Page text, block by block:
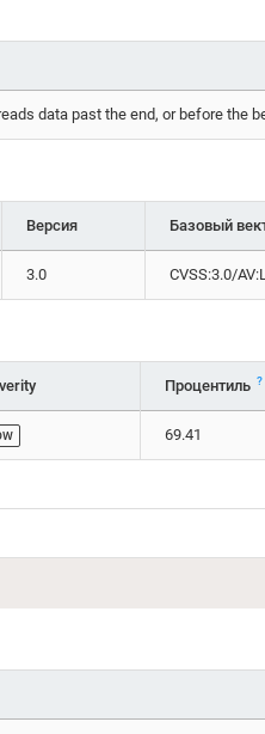
data past the end, or before the
Версия Базовый
3.0 CVSS:3.0/
Процентиль ?
69.41